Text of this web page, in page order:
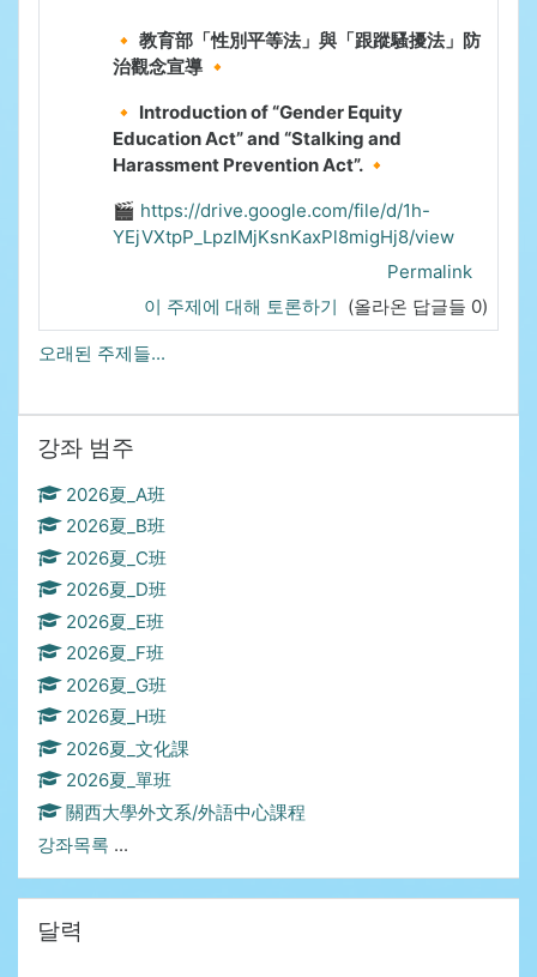
🔸 教育部「性別平等法」與「跟蹤騷擾法」防
治觀念宣導 🔸
🔸 Introduction of “Gender Equity
Education Act” and “Stalking and
Harassment Prevention Act”. 🔸
🎬 https://drive.google.com/file/d/1h-
YEjVXtpP_LpzIMjKsnKaxPl8migHj8/view
Permalink
이 주제에 대해 토론하기 (올라온 답글들 0)
오래된 주제들...
강좌 범주
2026夏_A班
2026夏_B班
2026夏_C班
2026夏_D班
2026夏_E班
2026夏_F班
2026夏_G班
2026夏_H班
2026夏_文化課
2026夏_單班
關西大學外文系/外語中心課程
강좌목록 ...
달력